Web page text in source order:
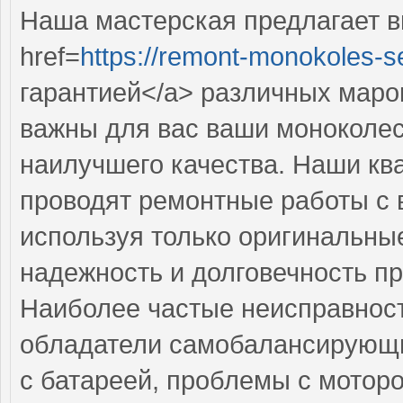
Наша мастерская предлагает
href=https://remont-monokoles-
гарантией</a> различных
важны для вас ваши
наилучшего качества. Наши
проводят ремонтные работы с
используя только
надежность и долговечность
Наиболее частые
обладатели
с батареей, проблемы с